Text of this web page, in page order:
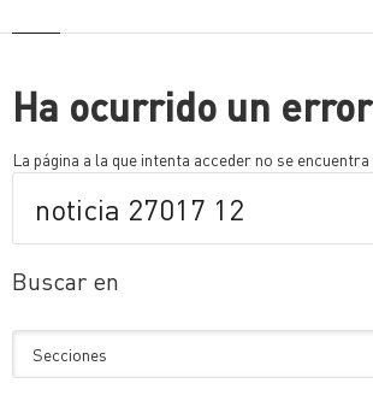
Ha ocurrido un
La página a la que intenta acceder no se encuentra
Buscar en